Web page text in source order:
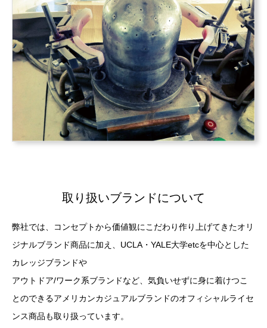
取り扱いブランドについて
弊社では、コンセプトから価値観にこだわり作り上げてきたオリ
ジナルブランド商品に加え、UCLA・YALE大学etcを中心とした
カレッジブランドや
アウトドア/ワーク系ブランドなど、気負いせずに身に着けつこ
とのできるアメリカンカジュアルブランドのオフィシャルライセ
ンス商品も取り扱っています。